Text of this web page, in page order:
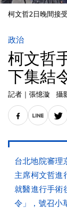
柯文哲2日晚間接
政治
柯文哲
下集結
記者 ｜ 張憶漩 攝
台北地院審理
主席柯文哲進
就醫進行手術
令」，號召小